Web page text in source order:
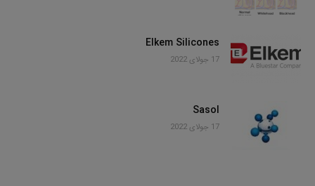
Elkem Silicones
17 جولای 2022
Sasol
17 جولای 2022